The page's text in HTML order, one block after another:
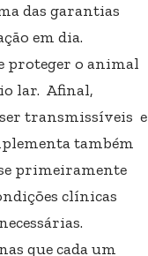
das garantias
em dia.
proteger o animal
lar. Afinal,
ser transmissíveis e
também
primeiramente
clínicas
que cada um